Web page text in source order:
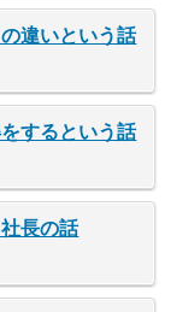
違いという話
するという話
長の話